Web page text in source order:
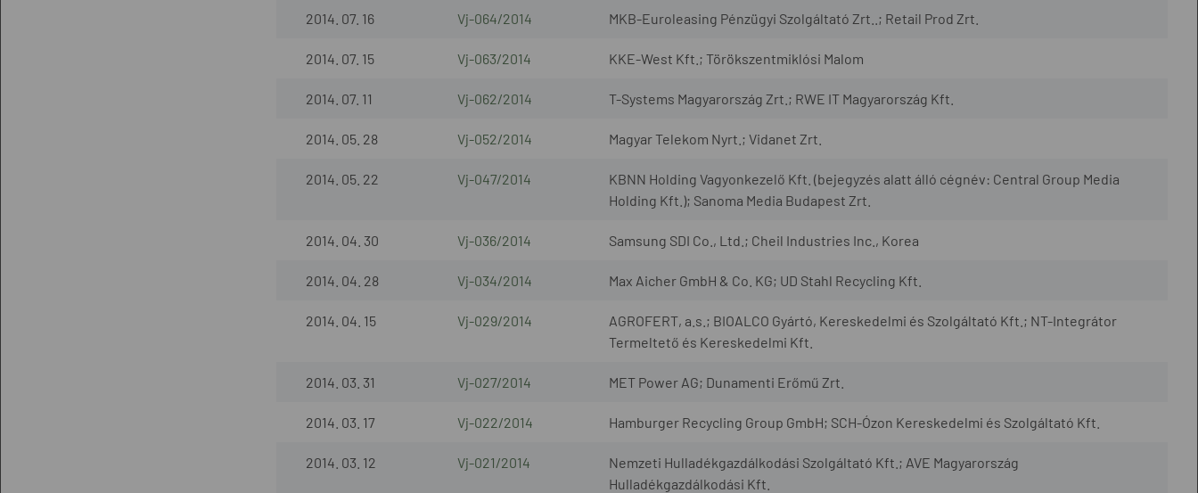
2014. 07. 16 Vj-064/2014 MKB-Euroleasing Pénzügyi Szolgáltató Zrt..; Retail Prod Zrt.
2014. 07. 15 Vj-063/2014 KKE-West Kft.; Törökszentmiklósi Malom
2014. 07. 11 Vj-062/2014 T-Systems Magyarország Zrt.; RWE IT Magyarország Kft.
2014. 05. 28 Vj-052/2014 Magyar Telekom Nyrt.; Vidanet Zrt.
2014. 05. 22 Vj-047/2014
KBNN Holding Vagyonkezelő Kft. (bejegyzés alatt álló cégnév: Central Group Media
Holding Kft.); Sanoma Media Budapest Zrt.
2014. 04. 30 Vj-036/2014 Samsung SDI Co., Ltd.; Cheil Industries Inc., Korea
2014. 04. 28 Vj-034/2014 Max Aicher GmbH & Co. KG; UD Stahl Recycling Kft.
2014. 04. 15 Vj-029/2014
AGROFERT, a.s.; BIOALCO Gyártó, Kereskedelmi és Szolgáltató Kft.; NT-Integrátor
Termeltető és Kereskedelmi Kft.
2014. 03. 31 Vj-027/2014 MET Power AG; Dunamenti Erőmű Zrt.
2014. 03. 17 Vj-022/2014 Hamburger Recycling Group GmbH; SCH-Ózon Kereskedelmi és Szolgáltató Kft.
2014. 03. 12 Vj-021/2014
Nemzeti Hulladékgazdálkodási Szolgáltató Kft.; AVE Magyarország
Hulladékgazdálkodási Kft.